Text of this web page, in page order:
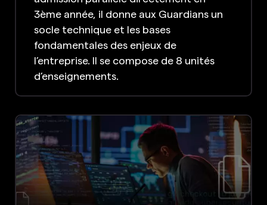
3ème année, il donne aux Guardians un
socle technique et les bases
fondamentales des enjeux de
l’entreprise. Il se compose de 8 unités
d’enseignements.